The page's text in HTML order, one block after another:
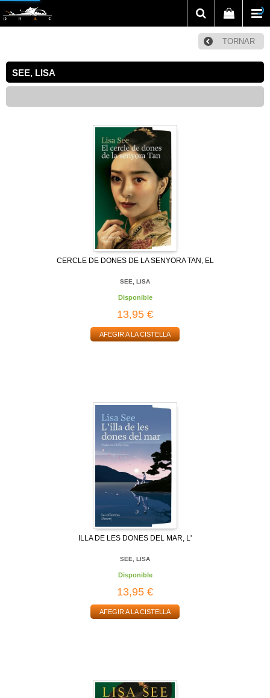
TORNAR
SEE, LISA
CERCLE DE DONES DE LA SENYORA TAN, EL
SEE, LISA
Disponible
13,95 €
AFEGIR A LA CISTELLA
ILLA DE LES DONES DEL MAR, L'
SEE, LISA
Disponible
13,95 €
AFEGIR A LA CISTELLA